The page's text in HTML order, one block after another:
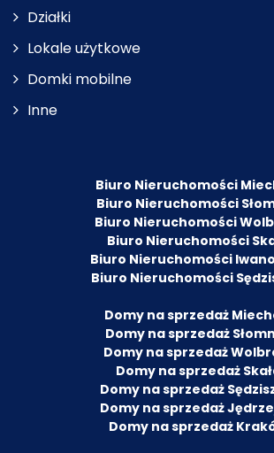
Działki
Lokale użytkowe
Domki mobilne
Inne
Biuro Nieruchomości
Biuro Nieruchomości
Biuro Nieruchomości
Biuro Nieruchomości
Biuro Nieruchomości
Biuro Nieruchomości
Domy na sprzedaż
Domy na sprzedaż
Domy na sprzedaż
Domy na sprzedaż
Domy na sprzedaż
Domy na sprzedaż
Domy na sprzedaż